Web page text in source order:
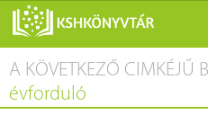
ONLINE KATALÓGUS
RÓLUNK
A KÖVETKEZŐ CIMKÉJŰ
évforduló